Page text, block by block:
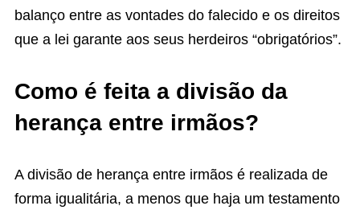
balanço entre as vontades do falecido e os direitos
que a lei garante aos seus herdeiros “obrigatórios”.
Como é feita a divisão da
herança entre irmãos?
A divisão de herança entre irmãos é realizada de
forma igualitária, a menos que haja um testamento